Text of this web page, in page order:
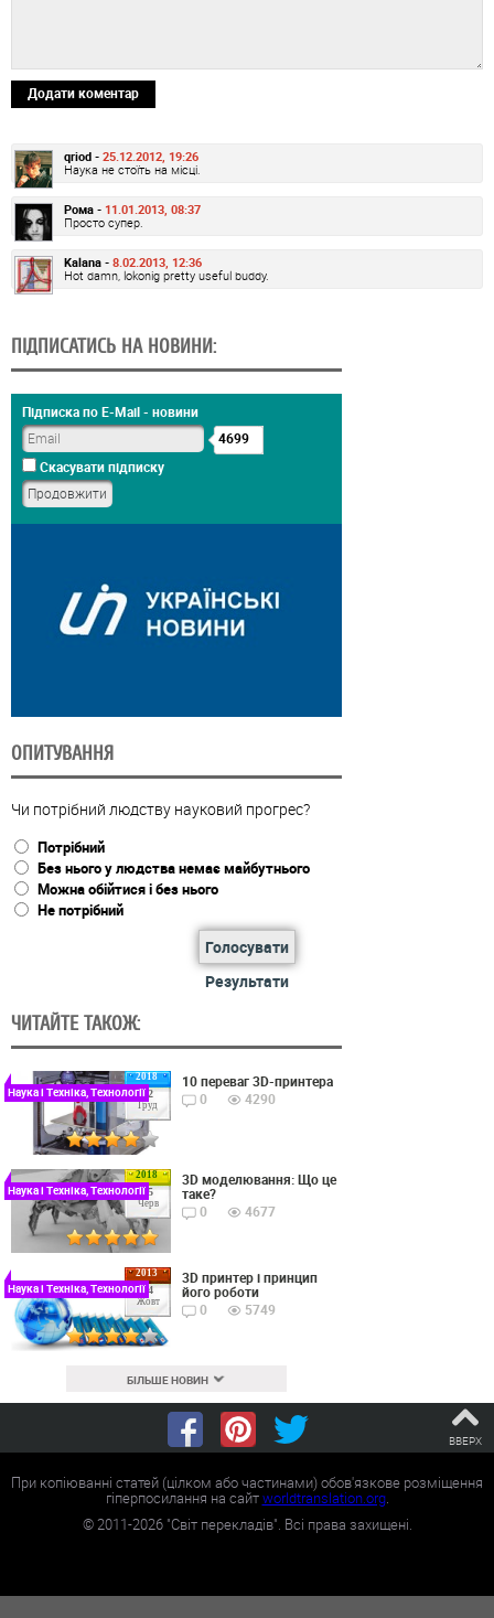
Додати коментар
qriod - 25.12.2012, 19:26
Наука не стоїть на місці.
Рома - 11.01.2013, 08:37
Просто супер.
Kalana - 8.02.2013, 12:36
Hot damn, lokonig pretty useful buddy.
ПІДПИСАТИСЬ НА НОВИНИ:
Підписка по E-Mail - новини
4699
Скасувати підписку
ОПИТУВАННЯ
Чи потрібний людству науковий прогрес?
Потрібний
Без нього у людства немає майбутнього
Можна обійтися і без нього
Не потрібний
Голосувати
Результати
ЧИТАЙТЕ ТАКОЖ:
2018
22
Груд
Наука і Техніка, Технології
10 переваг 3D-принтера
0
4290
2018
15
Черв
Наука і Техніка, Технології
3D моделювання: Що це
таке?
0
4677
2013
24
Жовт
Наука і Техніка, Технології
3D принтер і принцип
його роботи
0
5749
БІЛЬШЕ НОВИН
ВВЕРХ
При копіюванні статей (цілком або частинами) обов'язкове розміщення
гіперпосилання на сайтworldtranslation.org.
©2011-2026"Світ перекладів". Всі права захищені.